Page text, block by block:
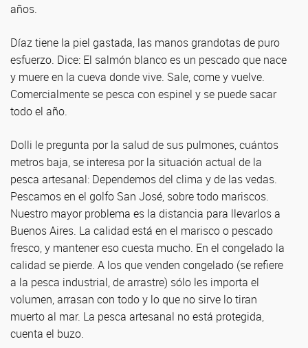
años.
Díaz tiene la piel gastada, las manos grandotas de puro
esfuerzo. Dice: El salmón blanco es un pescado que nace
y muere en la cueva donde vive. Sale, come y vuelve.
Comercialmente se pesca con espinel y se puede sacar
todo el año.
Dolli le pregunta por la salud de sus pulmones, cuántos
metros baja, se interesa por la situación actual de la
pesca artesanal: Dependemos del clima y de las vedas.
Pescamos en el golfo San José, sobre todo mariscos.
Nuestro mayor problema es la distancia para llevarlos a
Buenos Aires. La calidad está en el marisco o pescado
fresco, y mantener eso cuesta mucho. En el congelado la
calidad se pierde. A los que venden congelado (se refiere
a la pesca industrial, de arrastre) sólo les importa el
volumen, arrasan con todo y lo que no sirve lo tiran
muerto al mar. La pesca artesanal no está protegida,
cuenta el buzo.